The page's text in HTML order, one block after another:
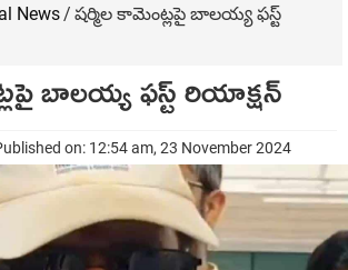
News/ షర్మిల కామెంట్లపై బాలయ్య ఫస్ట్
బాలయ్య ఫస్ట్ రియాక్షన్
on: 12:54 am, 23 November 2024